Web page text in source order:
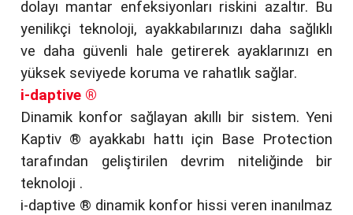
dolayı mantar enfeksiyonları riskini azaltır. Bu
yenilikçi teknoloji, ayakkabılarınızı daha sağlıklı
ve daha güvenli hale getirerek ayaklarınızı en
yüksek seviyede koruma ve rahatlık sağlar.
i-daptive ®
Dinamik konfor sağlayan akıllı bir sistem. Yeni
Kaptiv ® ayakkabı hattı için Base Protection
tarafından geliştirilen devrim niteliğinde bir
teknoloji .
i-daptive ® dinamik konfor hissi veren inanılmaz